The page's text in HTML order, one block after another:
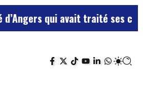
qui avait traité ses chefs